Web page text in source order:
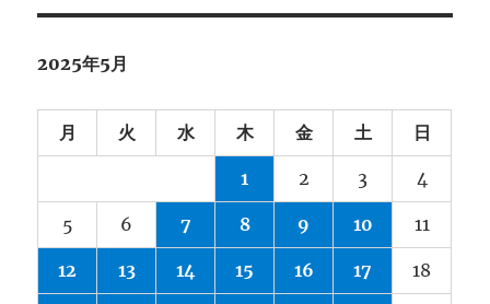
2025年5月
月 火 水 木 金 土 日
1 2 3 4
5 6 7 8 9 10 11
12 13 14 15 16 17 18